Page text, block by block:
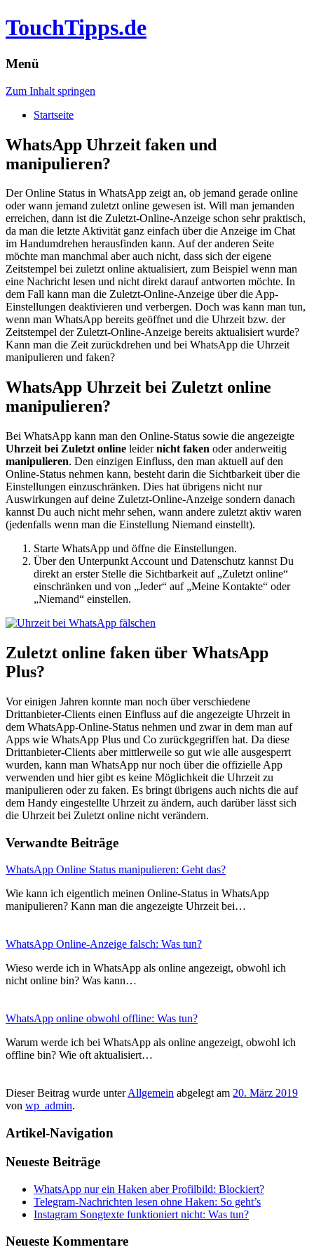
TouchTipps.de
Menü
Zum Inhalt springen
Startseite
WhatsApp Uhrzeit faken und
manipulieren?
Der Online Status in WhatsApp zeigt an, ob jemand gerade online
oder wann jemand zuletzt online gewesen ist. Will man jemanden
erreichen, dann ist die Zuletzt-Online-Anzeige schon sehr praktisch,
da man die letzte Aktivität ganz einfach über die Anzeige im Chat
im Handumdrehen herausfinden kann. Auf der anderen Seite
möchte man manchmal aber auch nicht, dass sich der eigene
Zeitstempel bei zuletzt online aktualisiert, zum Beispiel wenn man
eine Nachricht lesen und nicht direkt darauf antworten möchte. In
dem Fall kann man die Zuletzt-Online-Anzeige über die App-
Einstellungen deaktivieren und verbergen. Doch was kann man tun,
wenn man WhatsApp bereits geöffnet und die Uhrzeit bzw. der
Zeitstempel der Zuletzt-Online-Anzeige bereits aktualisiert wurde?
Kann man die Zeit zurückdrehen und bei WhatsApp die Uhrzeit
manipulieren und faken?
WhatsApp Uhrzeit bei Zuletzt online
manipulieren?
Bei WhatsApp kann man den Online-Status sowie die angezeigte
Uhrzeit bei Zuletzt online leidernicht faken oder anderweitig
manipulieren. Den einzigen Einfluss, den man aktuell auf den
Online-Status nehmen kann, besteht darin die Sichtbarkeit über die
Einstellungen einzuschränken. Dies hat übrigens nicht nur
Auswirkungen auf deine Zuletzt-Online-Anzeige sondern danach
kannst Du auch nicht mehr sehen, wann andere zuletzt aktiv waren
(jedenfalls wenn man die Einstellung Niemand einstellt).
Starte WhatsApp und öffne die Einstellungen.
Über den Unterpunkt Account und Datenschutz kannst Du
direkt an erster Stelle die Sichtbarkeit auf „Zuletzt online“
einschränken und von „Jeder“ auf „Meine Kontakte“ oder
„Niemand“ einstellen.
Zuletzt online faken über WhatsApp
Plus?
Vor einigen Jahren konnte man noch über verschiedene
Drittanbieter-Clients einen Einfluss auf die angezeigte Uhrzeit in
dem WhatsApp-Online-Status nehmen und zwar in dem man auf
Apps wie WhatsApp Plus und Co zurückgegriffen hat. Da diese
Drittanbieter-Clients aber mittlerweile so gut wie alle ausgesperrt
wurden, kann man WhatsApp nur noch über die offizielle App
verwenden und hier gibt es keine Möglichkeit die Uhrzeit zu
manipulieren oder zu faken. Es bringt übrigens auch nichts die auf
dem Handy eingestellte Uhrzeit zu ändern, auch darüber lässt sich
die Uhrzeit bei Zuletzt online nicht verändern.
Verwandte Beiträge
WhatsApp Online Status manipulieren: Geht das?
Wie kann ich eigentlich meinen Online-Status in WhatsApp
manipulieren? Kann man die angezeigte Uhrzeit bei…
WhatsApp Online-Anzeige falsch: Was tun?
Wieso werde ich in WhatsApp als online angezeigt, obwohl ich
nicht online bin? Was kann…
WhatsApp online obwohl offline: Was tun?
Warum werde ich bei WhatsApp als online angezeigt, obwohl ich
offline bin? Wie oft aktualisiert…
Dieser Beitrag wurde unterAllgemein abgelegt am 20. März 2019
von wp_admin.
Artikel-Navigation
Neueste Beiträge
WhatsApp nur ein Haken aber Profilbild: Blockiert?
Telegram-Nachrichten lesen ohne Haken: So geht’s
Instagram Songtexte funktioniert nicht: Was tun?
Neueste Kommentare